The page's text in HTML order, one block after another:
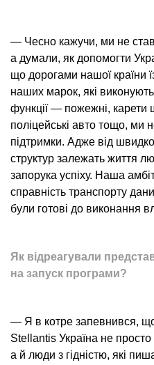
— Чесно кажучи, ми не
а думали, як допомогти
що дорогами нашої країни
наших марок, які
функції — пожежні, карети
поліцейські авто тощо, ми
підтримки. Адже від
структур залежать життя
запорука успіху. Наша
справність транспорту
були готові до виконання
Як відреагували
на запуск програми?
— Я в котре запевнився,
Stellantis Україна не
а й люди з гідністю, які